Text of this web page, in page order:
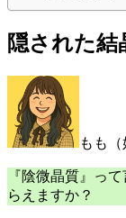
隠された結
もも（
『陰微晶質』っ
らえますか？